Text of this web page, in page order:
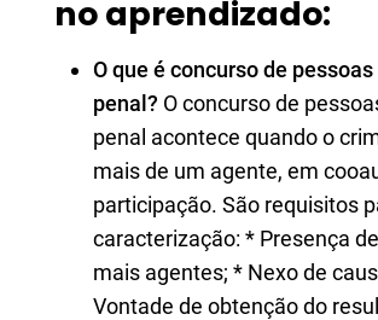
no aprendizado:
O que é concurso de
penal? O concurso de
penal acontece quando o
mais de um agente, em
participação. São requisitos
caracterização: * Presença
mais agentes; * Nexo de
Vontade de obtenção do